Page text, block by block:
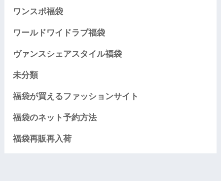
ワンスポ福袋
ワールドワイドラブ福袋
ヴァンスシェアスタイル福袋
未分類
福袋が買えるファッションサイト
福袋のネット予約方法
福袋再販再入荷